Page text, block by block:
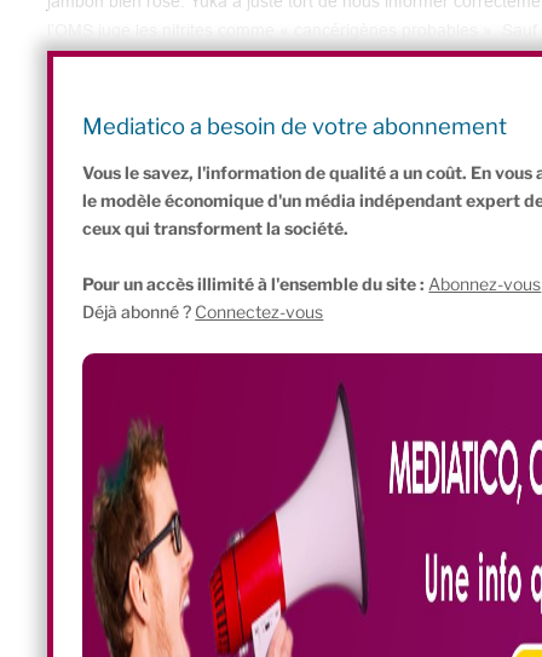
prouvé. Le débat se pose donc de façon très caricaturale : le
intérêts financiers. Il faut dire qu’un jambon gris, ça fait grise
Mediatico a besoin de votre abonnement
Vous le savez, l'information de qualité a un coût. En
le modèle économique d'un média indépendant expert
ceux qui transforment la société.
Pour un accès illimité à l'ensemble du site : Abonnez-vous
Déjà abonné ? Connectez-vous